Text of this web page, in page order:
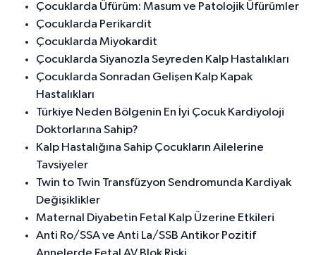
Çocuklarda Üfürüm: Masum ve Patolojik Üfürümler
Çocuklarda Perikardit
Çocuklarda Miyokardit
Çocuklarda Siyanozla Seyreden Kalp Hastalıkları
Çocuklarda Sonradan Gelişen Kalp Kapak
Hastalıkları
Türkiye Neden Bölgenin En İyi Çocuk Kardiyoloji
Doktorlarına Sahip?
Kalp Hastalığına Sahip Çocukların Ailelerine
Tavsiyeler
Twin to Twin Transfüzyon Sendromunda Kardiyak
Değişiklikler
Maternal Diyabetin Fetal Kalp Üzerine Etkileri
Anti Ro/SSA ve Anti La/SSB Antikor Pozitif